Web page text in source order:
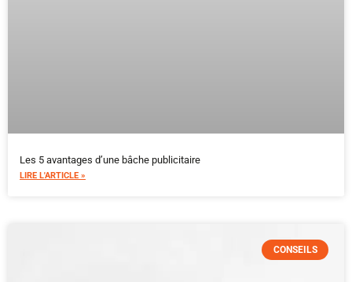
Les 5 avantages d’une bâche publicitaire
LIRE L'ARTICLE »
CONSEILS